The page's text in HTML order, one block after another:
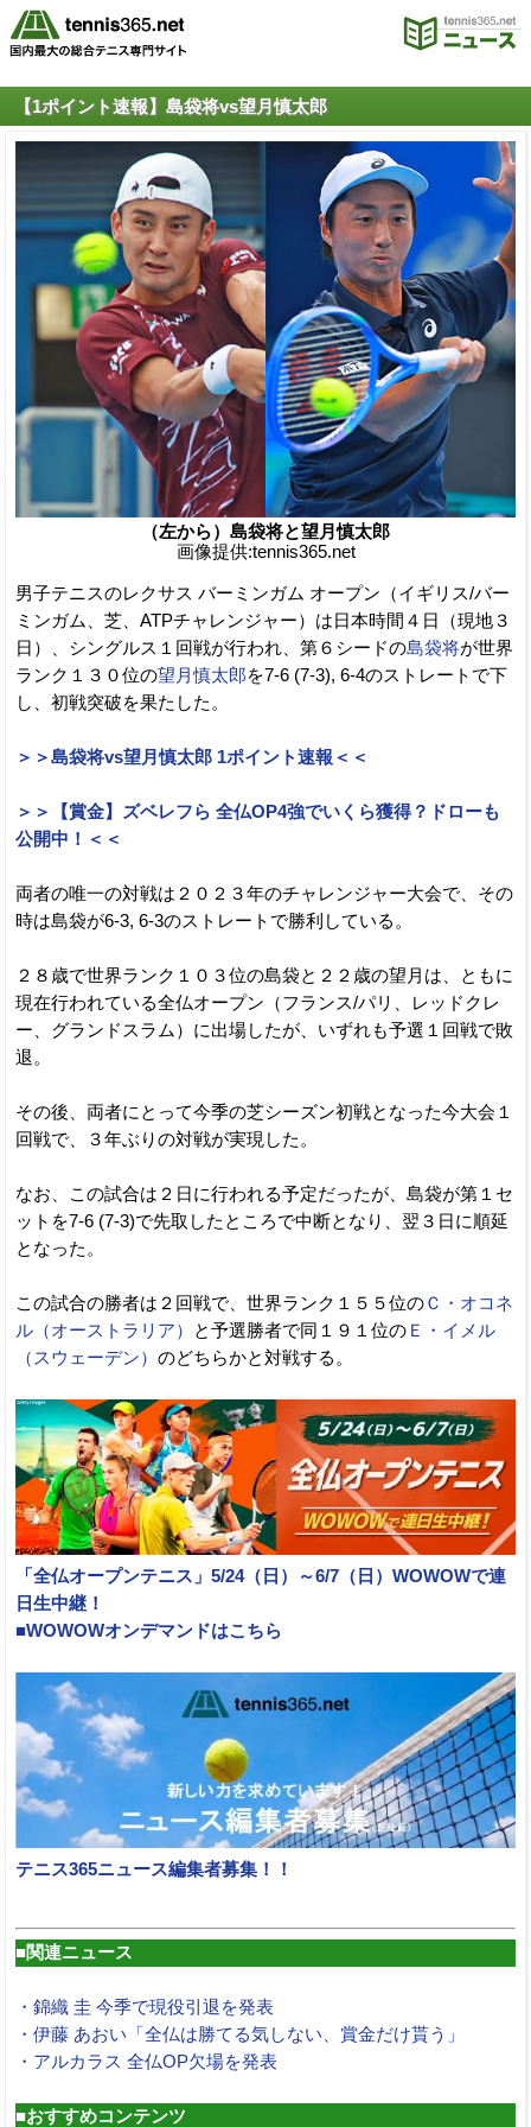
【1ポイント速報】島袋将vs望月慎太郎
（左から）島袋将と望月慎太郎
画像提供:tennis365.net
男子テニスのレクサス バーミンガム オープン（イギリス/バー
ミンガム、芝、ATPチャレンジャー）は日本時間４日（現地３
日）、シングルス１回戦が行われ、第６シードの島袋将が世界
ランク１３０位の望月慎太郎を7-6 (7-3), 6-4のストレートで下
し、初戦突破を果たした。
＞＞島袋将vs望月慎太郎 1ポイント速報＜＜
＞＞【賞金】ズベレフら 全仏OP4強でいくら獲得？ドローも
公開中！＜＜
両者の唯一の対戦は２０２３年のチャレンジャー大会で、その
時は島袋が6-3, 6-3のストレートで勝利している。
２８歳で世界ランク１０３位の島袋と２２歳の望月は、ともに
現在行われている全仏オープン（フランス/パリ、レッドクレ
ー、グランドスラム）に出場したが、いずれも予選１回戦で敗
退。
その後、両者にとって今季の芝シーズン初戦となった今大会１
回戦で、３年ぶりの対戦が実現した。
なお、この試合は２日に行われる予定だったが、島袋が第１セ
ットを7-6 (7-3)で先取したところで中断となり、翌３日に順延
となった。
この試合の勝者は２回戦で、世界ランク１５５位のＣ・オコネ
ル（オーストラリア）
と予選勝者で同１９１位の Ｅ・イメル
（スウェーデン） のどちらかと対戦する。
「全仏オープンテニス」5/24（日）～6/7（日）WOWOWで連
日生中継！
■WOWOWオンデマンドはこちら
テニス365ニュース編集者募集！！
■関連ニュース
・錦織 圭 今季で現役引退を発表
・伊藤 あおい「全仏は勝てる気しない、賞金だけ貰う」
・アルカラス 全仏OP欠場を発表
■おすすめコンテンツ